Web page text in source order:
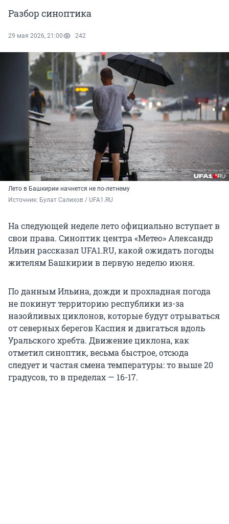
Разбор синоптика
29 мая 2026, 21:00 242
Лето в Башкирии начнется не по-летнему
Источник: Булат Салихов / UFA1.RU
На следующей неделе лето официально вступает в
свои права. Синоптик центра «Метео» Александр
Ильин рассказал UFA1.RU, какой ожидать погоды
жителям Башкирии в первую неделю июня.
По данным Ильина, дожди и прохладная погода
не покинут территорию республики из-за
назойливых циклонов, которые будут отрываться
от северных берегов Каспия и двигаться вдоль
Уральского хребта. Движение циклона, как
отметил синоптик, весьма быстрое, отсюда
следует и частая смена температуры: то выше 20
градусов, то в пределах — 16-17.